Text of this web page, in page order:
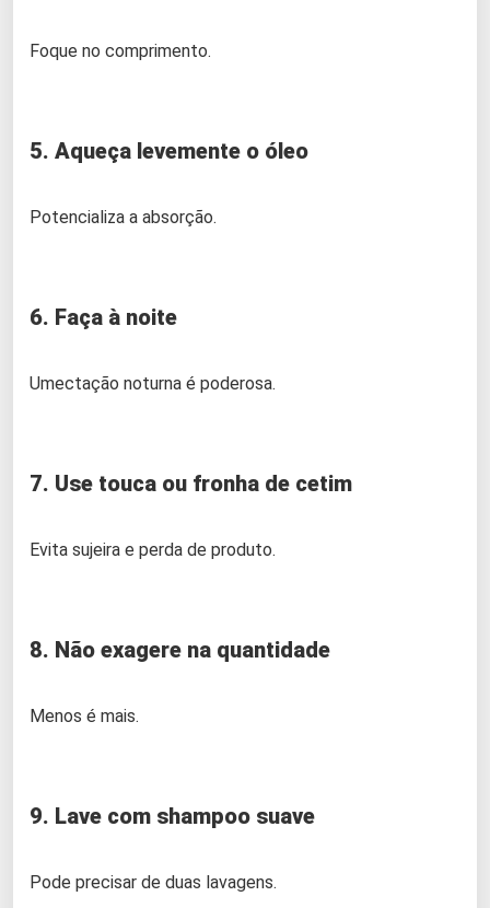
Foque no comprimento.
5. Aqueça levemente o óleo
Potencializa a absorção.
6. Faça à noite
Umectação noturna é poderosa.
7. Use touca ou fronha de cetim
Evita sujeira e perda de produto.
8. Não exagere na quantidade
Menos é mais.
9. Lave com shampoo suave
Pode precisar de duas lavagens.